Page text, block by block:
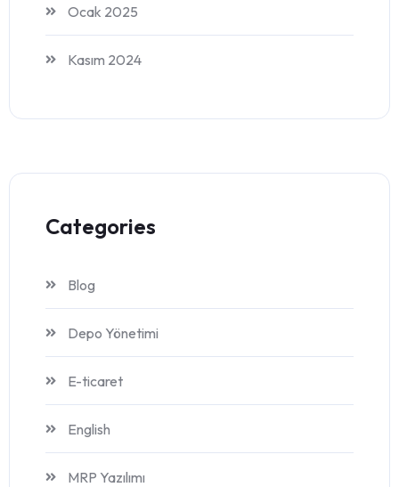
Ocak 2025
Kasım 2024
Categories
Blog
Depo Yönetimi
E-ticaret
English
MRP Yazılımı